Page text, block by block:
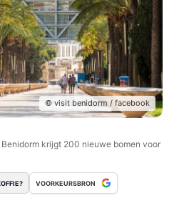
© visit benidorm / facebook
Benidorm krijgt 200 nieuwe bomen voor
VOORKEURSBRON